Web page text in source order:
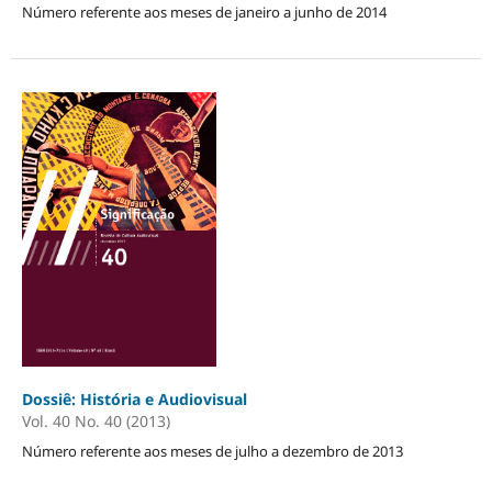
Número referente aos meses de janeiro a junho de 2014
Dossiê: História e Audiovisual
Vol. 40 No. 40 (2013)
Número referente aos meses de julho a dezembro de 2013